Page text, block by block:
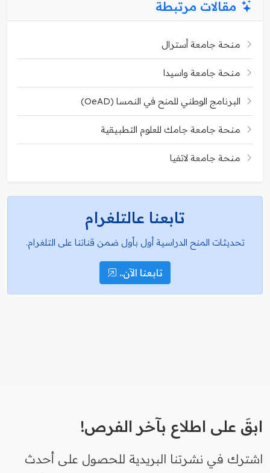
مقالات مرتبطة
منحة جامعة أسترال
منحة جامعة واسيدا
البرنامج الوطني للمنح في النمسا (OeAD)
منحة جامعة جامك للعلوم التطبيقية
منحة جامعة لاتفيا
تابعنا عالتلغرام
تحديثات المنح الدراسية أول بأول ضمن قناتنا على التلغرام.
تابعنا الآن..
ابقَ على اطلاع بآخر الفرص!
اشترك في نشرتنا البريدية للحصول على أحدث